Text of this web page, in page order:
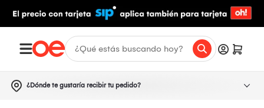
¿Dónde te gustaría recibir tu pedido?